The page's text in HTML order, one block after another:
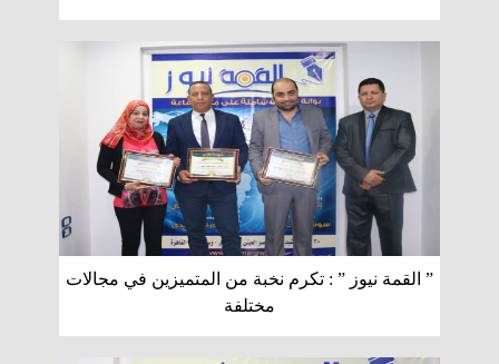
” القمة نيوز ” : تكرم نخبة من المتميزين في مجالات
مختلفة